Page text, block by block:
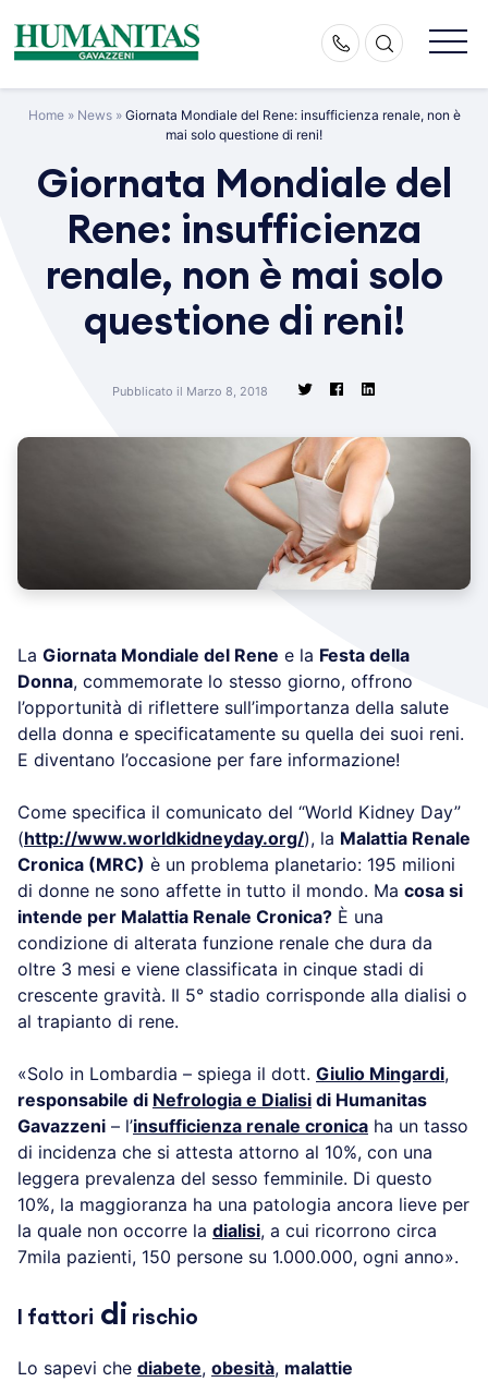
content
Home» News» Giornata Mondiale del Rene: insufficienza renale, non è
mai solo questione di reni!
Giornata Mondiale del
Rene: insufficienza
renale, non è mai solo
questione di reni!
Pubblicato il Marzo 8, 2018
La Giornata Mondiale del Rene e la Festa della
Donna, commemorate lo stesso giorno, offrono
l’opportunità di riflettere sull’importanza della salute
della donna e specificatamente su quella dei suoi reni.
E diventano l’occasione per fare informazione!
Come specifica il comunicato del “World Kidney Day”
(http://www.worldkidneyday.org/), la Malattia Renale
Cronica (MRC) è un problema planetario: 195 milioni
di donne ne sono affette in tutto il mondo. Ma cosa si
intende per Malattia Renale Cronica? È una
condizione di alterata funzione renale che dura da
oltre 3 mesi e viene classificata in cinque stadi di
crescente gravità. Il 5° stadio corrisponde alla dialisi o
al trapianto di rene.
«Solo in Lombardia – spiega il dott. Giulio Mingardi,
responsabile di Nefrologia e Dialisi di Humanitas
Gavazzeni – l’insufficienza renale cronica ha un tasso
di incidenza che si attesta attorno al 10%, con una
leggera prevalenza del sesso femminile. Di questo
10%, la maggioranza ha una patologia ancora lieve per
la quale non occorre la dialisi, a cui ricorrono circa
7mila pazienti, 150 persone su 1.000.000, ogni anno».
I fattori di rischio
Lo sapevi che diabete, obesità, malattie